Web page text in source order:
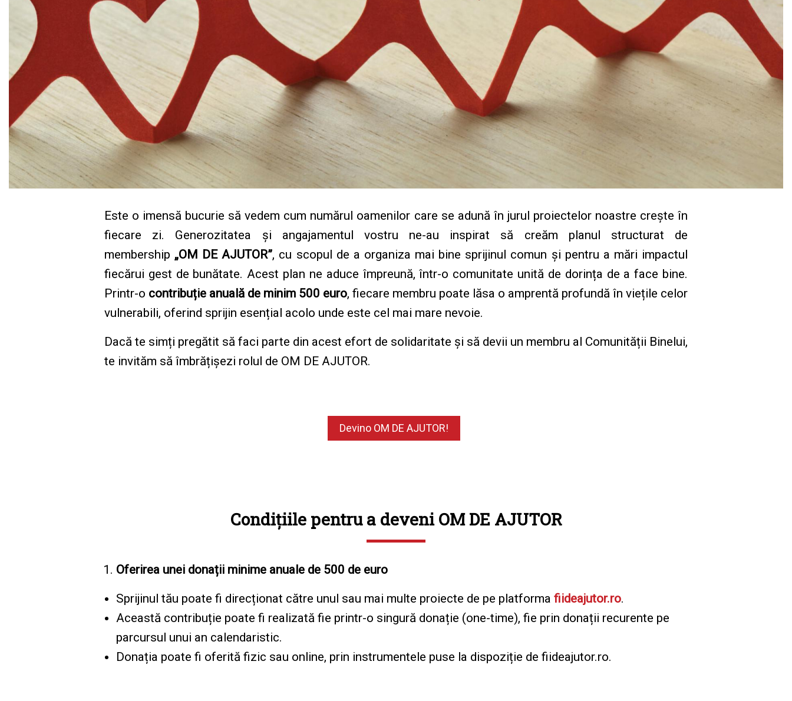
Este o imensă bucurie să vedem cum numărul oamenilor care se adună în jurul proiectelor noastre crește în
fiecare zi. Generozitatea și angajamentul vostru ne-au inspirat să creăm planul structurat de
membership „OM DE AJUTOR”, cu scopul de a organiza mai bine sprijinul comun și pentru a mări impactul
fiecărui gest de bunătate. Acest plan ne aduce împreună, într-o comunitate unită de dorința de a face bine.
Printr-o contribuție anuală de minim 500 euro, fiecare membru poate lăsa o amprentă profundă în viețile celor
vulnerabili, oferind sprijin esențial acolo unde este cel mai mare nevoie.
Dacă te simți pregătit să faci parte din acest efort de solidaritate și să devii un membru al Comunității Binelui,
te invităm să îmbrățișezi rolul de OM DE AJUTOR.
Devino OM DE AJUTOR!
Condițiile pentru a deveni OM DE AJUTOR
Oferirea unei donații minime anuale de 500 de euro
Sprijinul tău poate fi direcționat către unul sau mai multe proiecte de pe platforma fiideajutor.ro.
Această contribuție poate fi realizată fie printr-o singură donație (one-time), fie prin donații recurente pe
parcursul unui an calendaristic.
Donația poate fi oferită fizic sau online, prin instrumentele puse la dispoziție de fiideajutor.ro.